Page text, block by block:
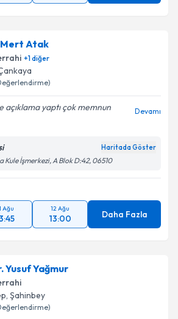
Mert Atak
+1diğer
açıklama yaptı çok memnun
Devamı
Haritada Göster
Kule İşmerkezi, A Blok D:42, 06510
Ağu 12 Ağu
13:00 Daha Fazla
Yusuf Yağmur
, Şahinbey